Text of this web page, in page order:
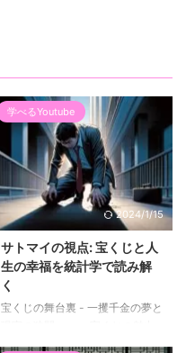
学べるYoutube
2024/1/15
サトマイの視点: 宝くじと人
生の幸福を統計学で読み解
く
宝くじの舞台裏 - 一攫千金の夢と
は、誰もが知るところの「一攫千